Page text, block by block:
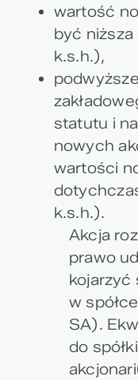
wartość
być
k.s.h.),
statutu i
nowych
wartości
k.s.h.).
Akcja
prawo
kojarzyć
w
SA).
do